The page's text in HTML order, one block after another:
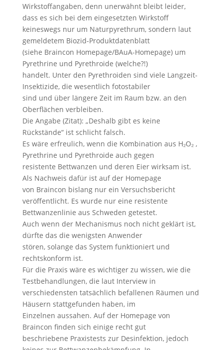
Wirkstoffangaben, denn unerwähnt bleibt leider,
dass es sich bei dem eingesetzten Wirkstoff
keineswegs nur um Naturpyrethrum, sondern laut
gemeldetem Biozid-Produktdatenblatt
(siehe Braincon Homepage/BAuA-Homepage) um
Pyrethrine und Pyrethroide (welche?!)
handelt. Unter den Pyrethroiden sind viele Langzeit-
Insektizide, die wesentlich fotostabiler
sind und über längere Zeit im Raum bzw. an den
Oberflächen verbleiben.
Die Angabe (Zitat): „Deshalb gibt es keine
Rückstände“ ist schlicht falsch.
Es wäre erfreulich, wenn die Kombination aus H₂O₂ ,
Pyrethrine und Pyrethroide auch gegen
resistente Bettwanzen und deren Eier wirksam ist.
Als Nachweis dafür ist auf der Homepage
von Braincon bislang nur ein Versuchsbericht
veröffentlicht. Es wurde nur eine resistente
Bettwanzenlinie aus Schweden getestet.
Auch wenn der Mechanismus noch nicht geklärt ist,
dürfte das die wenigsten Anwender
stören, solange das System funktioniert und
rechtskonform ist.
Für die Praxis wäre es wichtiger zu wissen, wie die
Testbehandlungen, die laut Interview in
verschiedensten tatsächlich befallenen Räumen und
Häusern stattgefunden haben, im
Einzelnen aussahen. Auf der Homepage von
Braincon finden sich einige recht gut
beschriebene Praxistests zur Desinfektion, jedoch